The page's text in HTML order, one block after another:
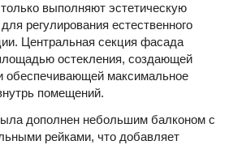
выполняют эстетическую
регулирования естественного
Центральная секция фасада
остекления, создающей
обеспечивающей максимальное
помещений.
дополнен небольшим балконом с
рейками, что добавляет